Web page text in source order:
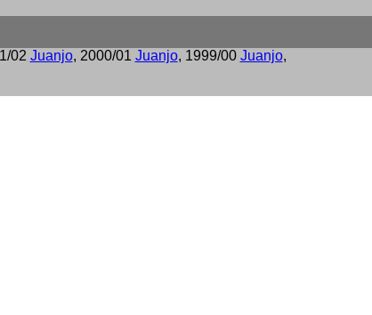
02 Juanjo, 2000/01 Juanjo, 1999/00 Juanjo,